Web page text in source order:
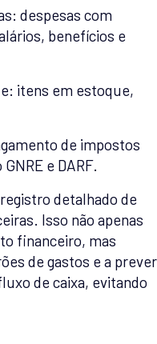
despesas com
benefícios e
itens em estoque,
de impostos
e DARF.
detalhado de
Isso não apenas
financeiro, mas
de gastos e a prever
de caixa, evitando